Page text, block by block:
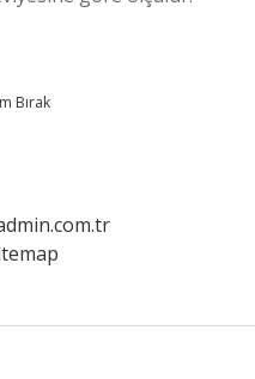
Bırak